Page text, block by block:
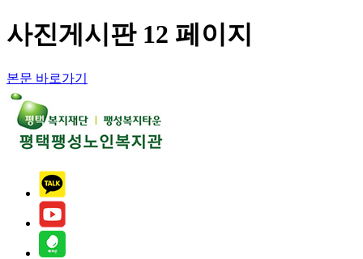
사진게시판 12 페이지
본문 바로가기